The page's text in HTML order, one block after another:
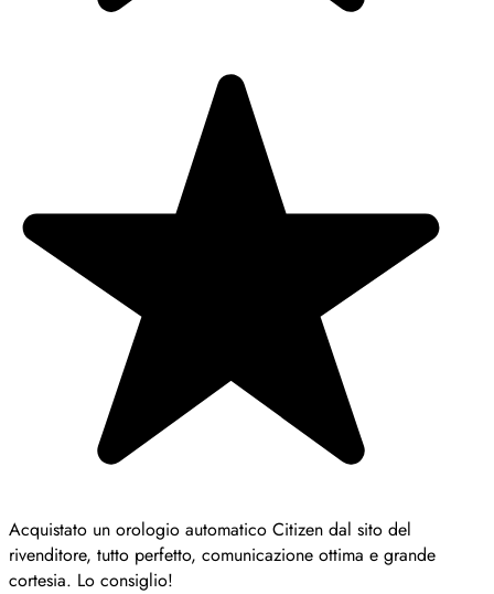
Acquistato un orologio automatico Citizen dal sito del
rivenditore, tutto perfetto, comunicazione ottima e grande
cortesia. Lo consiglio!